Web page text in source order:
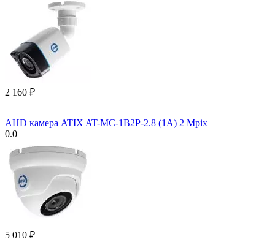
2 160 ₽
AHD камера ATIX AT-MC-1B2P-2.8 (1A) 2 Mpix
0.0
5 010 ₽